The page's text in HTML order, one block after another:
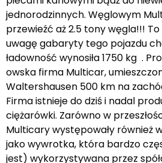
jednorodzinnych. Węglowym
przewieźć aż 2.5 tony węgla!!!
uwagę gabaryty tego pojazdu
ładowność wynosiła 1750 kg .
owska firma Multicar,
Waltershausen 500 km na
Firma istnieje do dziś i nadal
ciężarówki. Zarówno w
Multicary występowały również
jako wywrotka, która bardzo
jest) wykorzystywana przez